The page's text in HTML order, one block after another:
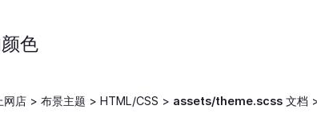
色
店 > 布景主题 > HTML/CSS > assets/theme.scss 文档